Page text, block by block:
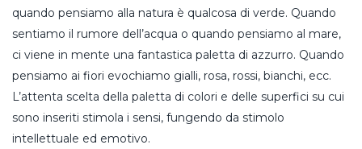
quando pensiamo alla natura è qualcosa di verde. Quando
sentiamo il rumore dell’acqua o quando pensiamo al mare,
ci viene in mente una fantastica paletta di azzurro. Quando
pensiamo ai fiori evochiamo gialli, rosa, rossi, bianchi, ecc.
L’attenta scelta della paletta di colori e delle superfici su cui
sono inseriti stimola i sensi, fungendo da stimolo
intellettuale ed emotivo.